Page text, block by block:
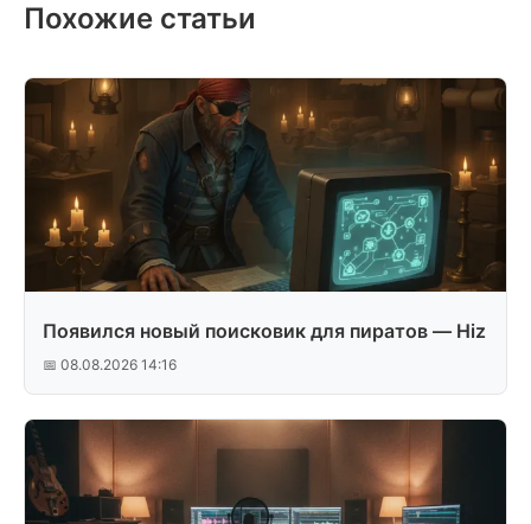
Похожие статьи
Появился новый поисковик для пиратов — Hiz
📅 08.08.2026 14:16